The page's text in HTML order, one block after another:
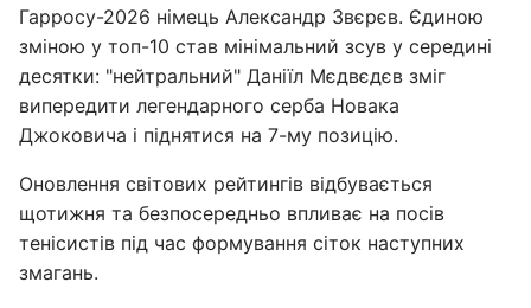
Гарросу-2026 німець Александр Звєрєв. Єдиною
зміною у топ-10 став мінімальний зсув у середині
десятки: "нейтральний" Даніїл Мєдвєдєв зміг
випередити легендарного серба Новака
Джоковича і піднятися на 7-му позицію.
Оновлення світових рейтингів відбувається
щотижня та безпосередньо впливає на посів
тенісистів під час формування сіток наступних
змагань.